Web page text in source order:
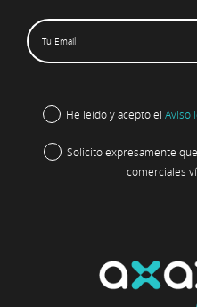
He leído y acepto el Aviso
Solicito expresamente
comerciales